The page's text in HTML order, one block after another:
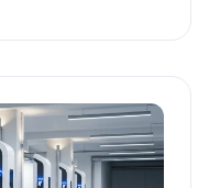
une borne «